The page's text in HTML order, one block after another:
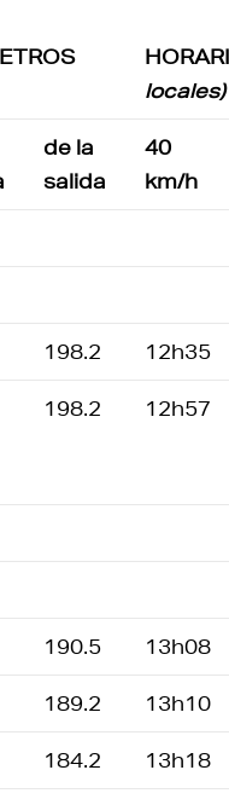
locales)
de la
salida
40
km/h
198.2 12h35
198.2 12h57
190.5 13h08
189.2 13h10
184.2 13h18